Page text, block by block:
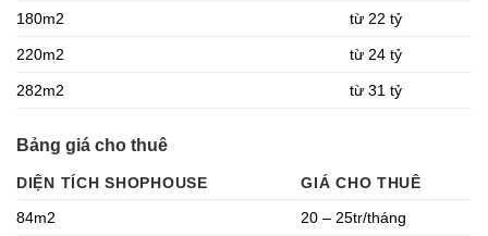
180m2 từ 22 tỷ
220m2 từ 24 tỷ
282m2 từ 31 tỷ
Bảng giá cho thuê
DIỆN TÍCH SHOPHOUSE
GIÁ CHO THUÊ
84m2
20 – 25tr/tháng